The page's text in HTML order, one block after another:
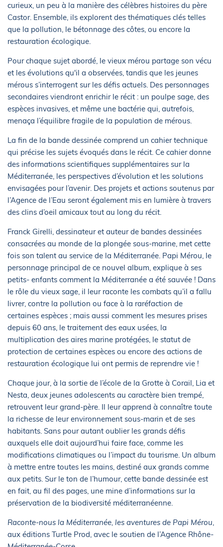
curieux, un peu à la manière des célèbres histoires du père
Castor. Ensemble, ils explorent des thématiques clés telles
que la pollution, le bétonnage des côtes, ou encore la
restauration écologique.
Pour chaque sujet abordé, le vieux mérou partage son vécu
et les évolutions qu'il a observées, tandis que les jeunes
mérous s’interrogent sur les défis actuels. Des personnages
secondaires viendront enrichir le récit : un poulpe sage, des
espèces invasives, et même une bactérie qui, autrefois,
menaça l’équilibre fragile de la population de mérous.
La fin de la bande dessinée comprend un cahier technique
qui précise les sujets évoqués dans le récit. Ce cahier donne
des informations scientifiques supplémentaires sur la
Méditerranée, les perspectives d’évolution et les solutions
envisagées pour l’avenir. Des projets et actions soutenus par
l’Agence de l’Eau seront également mis en lumière à travers
des clins d’oeil amicaux tout au long du récit.
Franck Girelli, dessinateur et auteur de bandes dessinées
consacrées au monde de la plongée sous-marine, met cette
fois son talent au service de la Méditerranée. Papi Mérou, le
personnage principal de ce nouvel album, explique à ses
petits- enfants comment la Méditerranée a été sauvée ! Dans
le rôle du vieux sage, il leur raconte les combats qu’il a fallu
livrer, contre la pollution ou face à la raréfaction de
certaines espèces ; mais aussi comment les mesures prises
depuis 60 ans, le traitement des eaux usées, la
multiplication des aires marine protégées, le statut de
protection de certaines espèces ou encore des actions de
restauration écologique lui ont permis de reprendre vie !
Chaque jour, à la sortie de l’école de la Grotte à Corail, Lia et
Nesta, deux jeunes adolescents au caractère bien trempé,
retrouvent leur grand-père. Il leur apprend à connaître toute
la richesse de leur environnement sous-marin et de ses
habitants. Sans pour autant oublier les grands défis
auxquels elle doit aujourd’hui faire face, comme les
modifications climatiques ou l’impact du tourisme. Un album
à mettre entre toutes les mains, destiné aux grands comme
aux petits. Sur le ton de l’humour, cette bande dessinée est
en fait, au fil des pages, une mine d’informations sur la
préservation de la biodiversité méditerranéenne.
Raconte-nous la Méditerranée, les aventures de Papi Mérou,
aux éditions Turtle Prod, avec le soutien de l’Agence Rhône-